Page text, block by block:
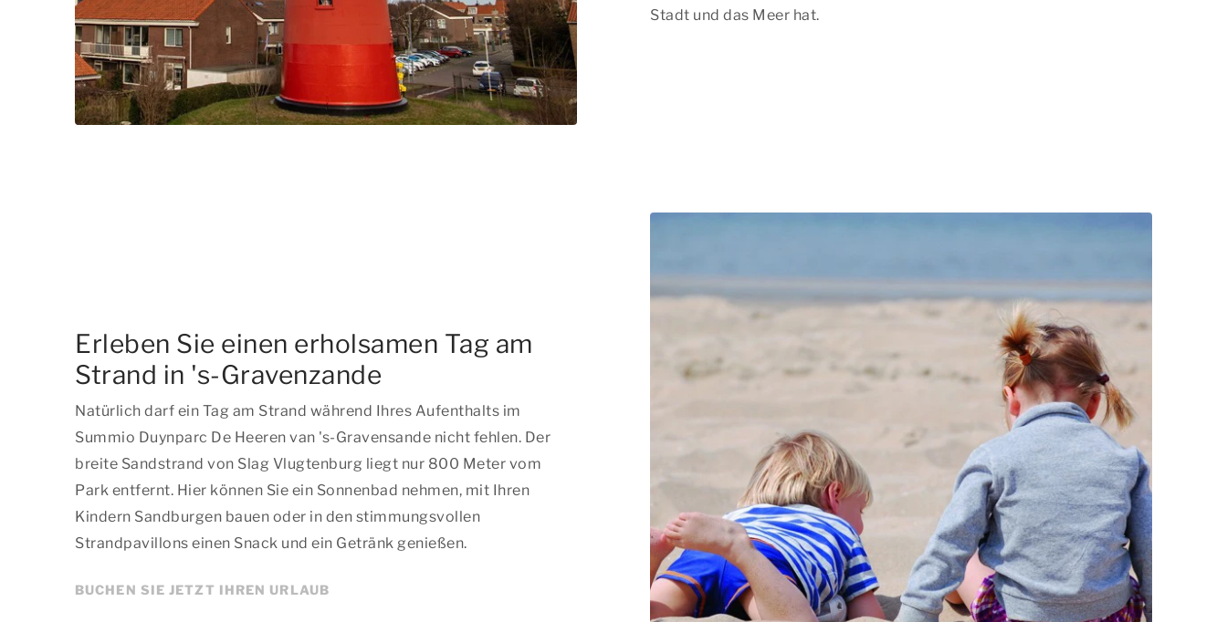
Stadt und das Meer hat.
Erleben Sie einen erholsamen Tag am
Strand in 's-Gravenzande
Natürlich darf ein Tag am Strand während Ihres Aufenthalts im
Summio Duynparc De Heeren van 's-Gravensande nicht fehlen. Der
breite Sandstrand von Slag Vlugtenburg liegt nur 800 Meter vom
Park entfernt. Hier können Sie ein Sonnenbad nehmen, mit Ihren
Kindern Sandburgen bauen oder in den stimmungsvollen
Strandpavillons einen Snack und ein Getränk genießen.
BUCHEN SIE JETZT IHREN URLAUB